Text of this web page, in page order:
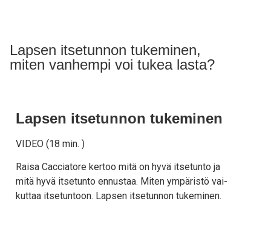
Lapsen itsetunnon tukeminen,
miten vanhempi voi tukea lasta?
Lapsen itsetunnon tukeminen
VIDEO (18 min. )
Rai­sa Caccia­to­re ker­too mitä on hyvä itse­tun­to ja
mitä hyvä itse­tun­to ennus­taa. Miten ympä­ris­tö vai­
kut­taa itse­tun­toon. Lap­sen itse­tun­non tuke­mi­nen.